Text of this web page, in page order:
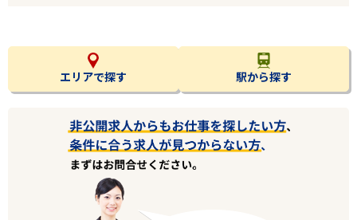
エリアで探す 駅から探す